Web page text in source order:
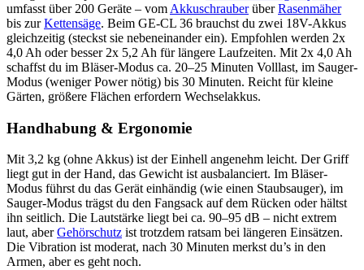
umfasst über 200 Geräte – vom AkkuschrauberüberRasenmäher
bis zurKettensäge. Beim GE-CL 36 brauchst du zwei 18V-Akkus
gleichzeitig (steckst sie nebeneinander ein). Empfohlen werden 2x
4,0 Ah oder besser 2x 5,2 Ah für längere Laufzeiten. Mit 2x 4,0 Ah
schaffst du im Bläser-Modus ca. 20–25 Minuten Volllast, im Sauger-
Modus (weniger Power nötig) bis 30 Minuten. Reicht für kleine
Gärten, größere Flächen erfordern Wechselakkus.
Handhabung & Ergonomie
Mit 3,2 kg (ohne Akkus) ist der Einhell angenehm leicht. Der Griff
liegt gut in der Hand, das Gewicht ist ausbalanciert. Im Bläser-
Modus führst du das Gerät einhändig (wie einen Staubsauger), im
Sauger-Modus trägst du den Fangsack auf dem Rücken oder hältst
ihn seitlich. Die Lautstärke liegt bei ca. 90–95 dB – nicht extrem
laut, aberGehörschutz ist trotzdem ratsam bei längeren Einsätzen.
Die Vibration ist moderat, nach 30 Minuten merkst du’s in den
Armen, aber es geht noch.